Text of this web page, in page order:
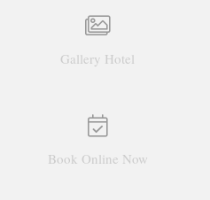
Gallery Hotel
Book Online Now